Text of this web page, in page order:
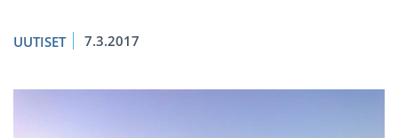
UUTISET 7.3.2017